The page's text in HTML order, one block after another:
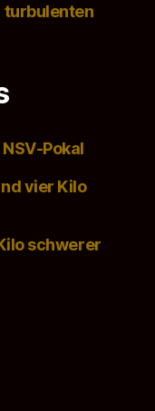
turbulenten
Pokal
vier Kilo
schwerer